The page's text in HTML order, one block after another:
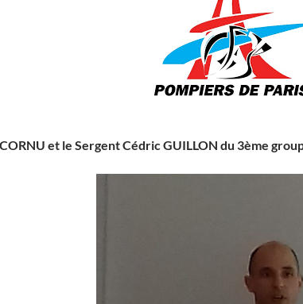
et le Sergent Cédric GUILLON du 3ème